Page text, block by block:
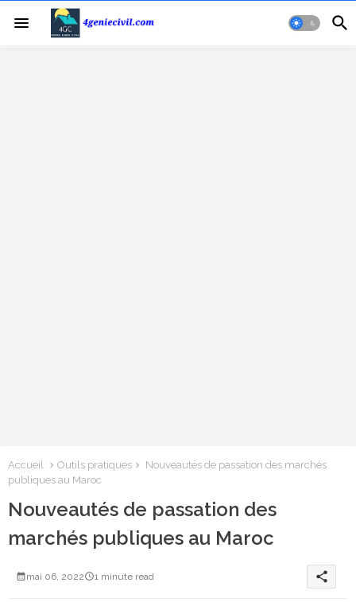
Accueil Outils pratiques
Nouveautés de passation des marchés
publiques au Maroc
Nouveautés de passation des
marchés publiques au Maroc
mai 06, 2022 1 minute read share